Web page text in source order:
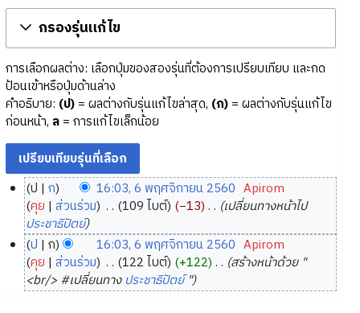
กรองรุ่นแก้ไข
การเลือกผลต่าง: เลือกปุ่มของสองรุ่นที่ต้องการเปรียบเทียบ และกด
ป้อนเข้าหรือปุ่มด้านล่าง
คำอธิบาย: (ป)= ผลต่างกับรุ่นแก้ไขล่าสุด, (ก)= ผลต่างกับรุ่นแก้ไข
ก่อนหน้า, ล= การแก้ไขเล็กน้อย
ฤ
ป ก 16:03, 6 พฤศจิกายน 2560 Apirom
คุย ส่วนร่วม ‎ 109 ไบต์ −13 ‎
เปลี่ยนทางหน้าไป
ประชาธิปัตย์
ป ก 16:03, 6 พฤศจิกายน 2560 Apirom
คุย ส่วนร่วม ‎ 122 ไบต์ +122 ‎
สร้างหน้าด้วย "
<br/> #เปลี่ยนทาง ประชาธิปัตย์"